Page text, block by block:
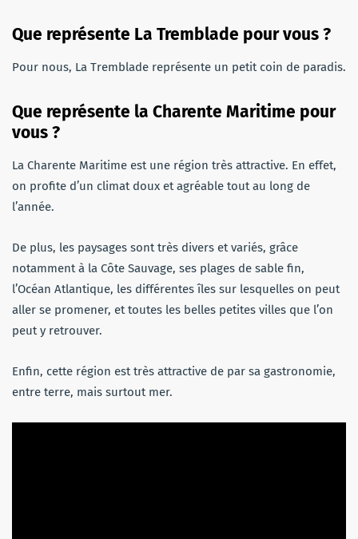
Que représente La Tremblade pour vous ?
Pour nous, La Tremblade représente un petit coin de paradis.
Que représente la Charente Maritime pour
vous ?
La Charente Maritime est une région très attractive. En effet,
on profite d’un climat doux et agréable tout au long de
l’année.
De plus, les paysages sont très divers et variés, grâce
notamment à la Côte Sauvage, ses plages de sable fin,
l’Océan Atlantique, les différentes îles sur lesquelles on peut
aller se promener, et toutes les belles petites villes que l’on
peut y retrouver.
Enfin, cette région est très attractive de par sa gastronomie,
entre terre, mais surtout mer.